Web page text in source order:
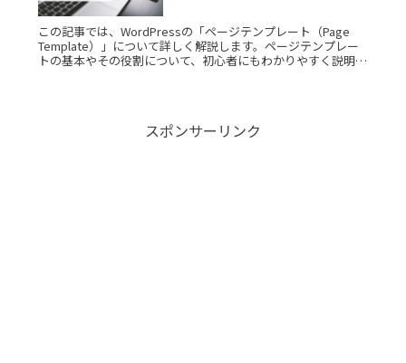
この記事では、WordPressの「ページテンプレート（Page
Template）」について詳しく解説します。ページテンプレー
トの基本やその役割について、初心者にもわかりやすく説明し
スポンサーリンク